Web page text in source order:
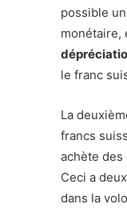
possible
monétaire,
le franc
La
francs
achète des
Ceci a
dans la